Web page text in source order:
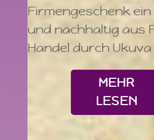
Firmengeschenk
und nachhaltig aus
Handel durch Ukuva
MEHR
LESEN